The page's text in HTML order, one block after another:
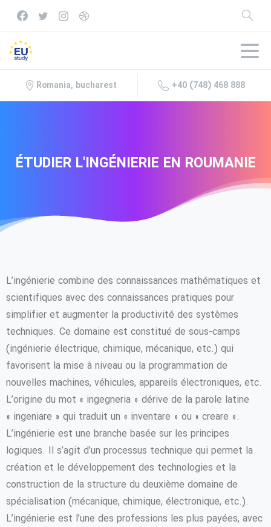
Romania, bucharest +40 (748) 468 888
ÉTUDIER L'INGÉNIERIE EN ROUMANIE
L’ingénierie combine des connaissances mathématiques et
scientifiques avec des connaissances pratiques pour
simplifier et augmenter la productivité des systèmes
techniques. Ce domaine est constitué de sous-camps
(ingénierie électrique, chimique, mécanique, etc.) qui
favorisent la mise à niveau ou la programmation de
nouvelles machines, véhicules, appareils électroniques, etc.
L’origine du mot « ingegneria » dérive de la parole latine
« ingeniare » qui traduit un « inventare » ou « creare ».
L’ingénierie est une branche basée sur les principes
logiques. Il s’agit d’un processus technique qui permet la
création et le développement des technologies et la
construction de la structure du deuxième domaine de
spécialisation (mécanique, chimique, électronique, etc.).
L’ingénierie est l’une des professions les plus payées, avec